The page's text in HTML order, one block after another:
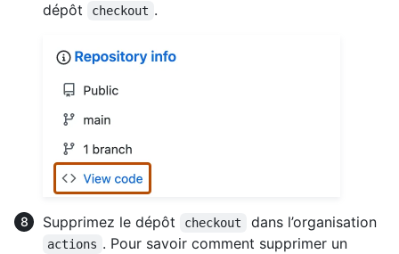
dépôt
checkout .
Supprimez le dépôt checkout dans l’organisation
actions . Pour savoir comment supprimer un